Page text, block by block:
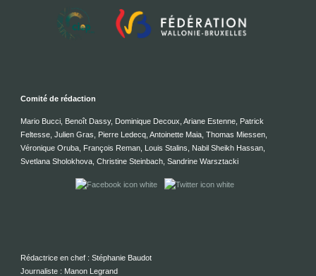
Comité de rédaction
Mario Bucci, Benoît Dassy, Dominique Decoux, Ariane Estenne, Patrick
Feltesse, Julien Gras, Pierre Ledecq, Antoinette Maia, Thomas Miessen,
Véronique Oruba, François Reman, Louis Stalins, Nabil Sheikh Hassan,
Svetlana Sholokhova, Christine Steinbach, Sandrine Warsztacki
Rédactrice en chef : Stéphanie Baudot
Journaliste : Manon Legrand